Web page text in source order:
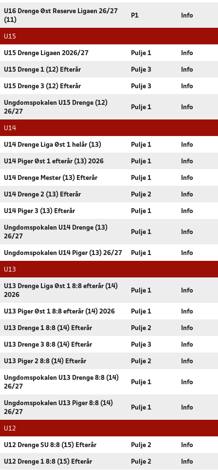
U16 Drenge Øst Reserve Ligaen 26/27
(11)
P1 Info
U15
U15 Drenge Ligaen 2026/27 Pulje 1 Info
U15 Drenge 1 (12) Efterår Pulje 3 Info
U15 Drenge 3 (12) Efterår Pulje 3 Info
Ungdomspokalen U15 Drenge (12)
26/27
Pulje 1 Info
U14
U14 Drenge Liga Øst 1 helår (13) Pulje 1 Info
U14 Piger Øst 1 efterår (13) 2026 Pulje 1 Info
U14 Drenge Mester (13) Efterår Pulje 1 Info
U14 Drenge 2 (13) Efterår Pulje 2 Info
U14 Piger 3 (13) Efterår Pulje 1 Info
Ungdomspokalen U14 Drenge (13)
26/27
Pulje 1 Info
Ungdomspokalen U14 Piger (13) 26/27 Pulje 1 Info
U13
U13 Drenge Liga Øst 1 8:8 efterår (14)
2026
Pulje 1 Info
U13 Piger Øst 1 8:8 efterår (14) 2026 Pulje 1 Info
U13 Drenge 1 8:8 (14) Efterår Pulje 2 Info
U13 Drenge 3 8:8 (14) Efterår Pulje 3 Info
U13 Piger 2 8:8 (14) Efterår Pulje 2 Info
Ungdomspokalen U13 Drenge 8:8 (14)
26/27
Pulje 1 Info
Ungdomspokalen U13 Piger 8:8 (14)
26/27
Pulje 1 Info
U12
U12 Drenge SU 8:8 (15) Efterår Pulje 2 Info
U12 Drenge 1 8:8 (15) Efterår Pulje 2 Info